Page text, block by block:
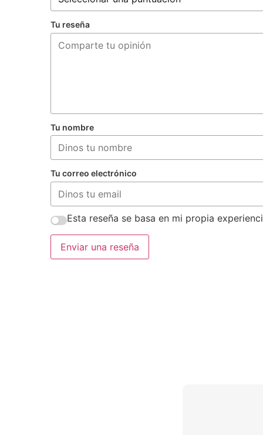
Tu reseña
Tu nombre
Tu correo electrónico
Esta reseña se basa en mi propia
Enviar una reseña